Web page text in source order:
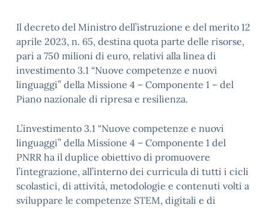
Il decreto del Ministro dell’istruzione e del merito 12
aprile 2023, n. 65, destina quota parte delle risorse,
pari a 750 milioni di euro, relativi alla linea di
investimento 3.1 “Nuove competenze e nuovi
linguaggi” della Missione 4 – Componente 1 – del
Piano nazionale di ripresa e resilienza.
L’investimento 3.1 “Nuove competenze e nuovi
linguaggi” della Missione 4 – Componente 1 del
PNRR ha il duplice obiettivo di promuovere
l’integrazione, all’interno dei curricula di tutti i cicli
scolastici, di attività, metodologie e contenuti volti a
sviluppare le competenze STEM, digitali e di